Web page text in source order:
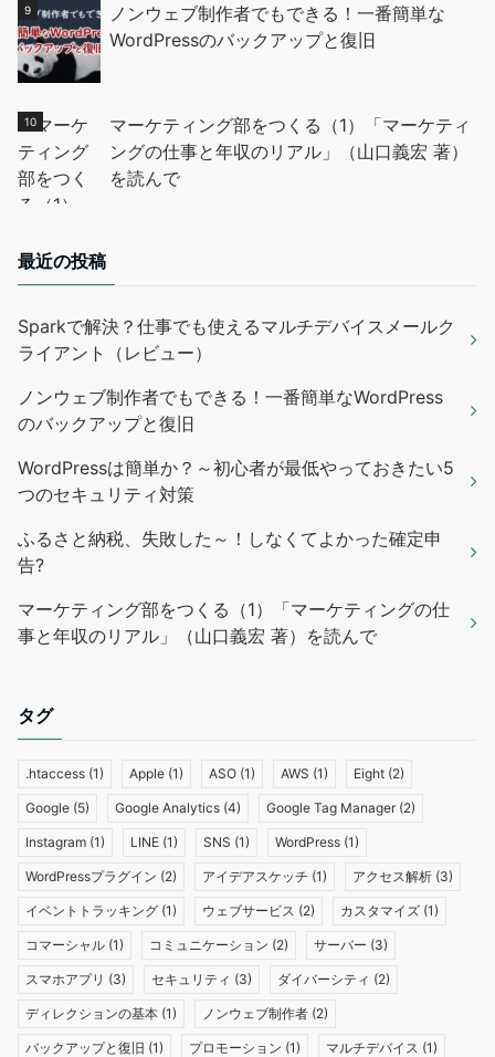
ノンウェブ制作者でもできる！一番簡単な
WordPressのバックアップと復旧
マーケティング部をつくる（1）「マーケティ
ングの仕事と年収のリアル」（山口義宏 著）
を読んで
最近の投稿
Sparkで解決？仕事でも使えるマルチデバイスメールク
ライアント（レビュー）
ノンウェブ制作者でもできる！一番簡単なWordPress
のバックアップと復旧
WordPressは簡単か？～初心者が最低やっておきたい5
つのセキュリティ対策
ふるさと納税、失敗した～！しなくてよかった確定申
告?
マーケティング部をつくる（1）「マーケティングの仕
事と年収のリアル」（山口義宏 著）を読んで
タグ
.htaccess (1) Apple (1) ASO (1) AWS (1) Eight (2)
Google (5) Google Analytics (4) Google Tag Manager(2)
Instagram (1) LINE (1) SNS (1) WordPress (1)
WordPressプラグイン (2) アイデアスケッチ (1) アクセス解析 (3)
イベントトラッキング (1) ウェブサービス (2) カスタマイズ (1)
コマーシャル (1) コミュニケーション (2) サーバー (3)
スマホアプリ (3) セキュリティ (3) ダイバーシティ (2)
ディレクションの基本 (1) ノンウェブ制作者 (2)
バックアップと復旧 (1) プロモーション (1) マルチデバイス (1)